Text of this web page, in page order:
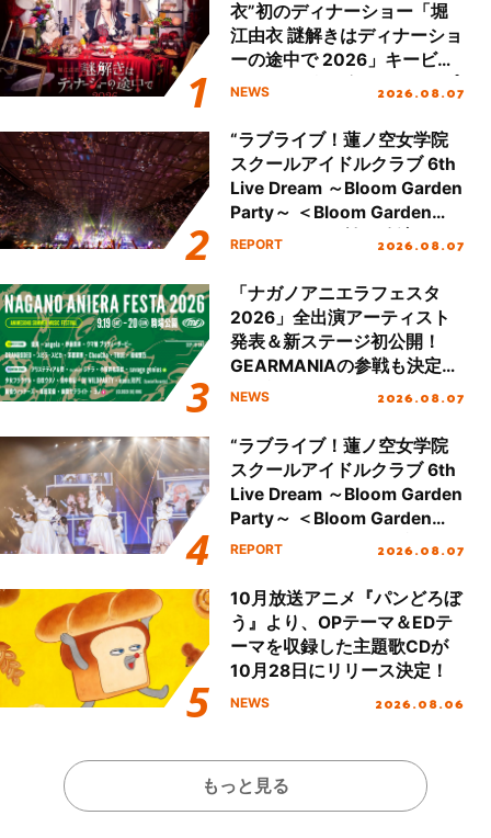
衣”初のディナーショー「堀
江由衣 謎解きはディナーショ
ーの途中で 2026」キービジ
ュアル＆グッズラインナップ
NEWS 2026.08.07
“ラブライブ！蓮ノ空女学院
スクールアイドルクラブ 6th
Live Dream ～Bloom Garden
Party～ ＜Bloom Garden
Party Stage／埼玉公演＞”
REPORT 2026.08.07
「ナガノアニエラフェスタ
2026」全出演アーティスト
発表＆新ステージ初公開！
GEARMANIAの参戦も決定
し、初となる第3ステージの
NEWS 2026.08.07
“ラブライブ！蓮ノ空女学院
スクールアイドルクラブ 6th
Live Dream ～Bloom Garden
Party～ ＜Bloom Garden
Party Stage／埼玉公演＞”
REPORT 2026.08.07
10月放送アニメ『パンどろぼ
う』より、OPテーマ＆EDテ
ーマを収録した主題歌CDが
10月28日にリリース決定！
NEWS 2026.08.06
もっと見る